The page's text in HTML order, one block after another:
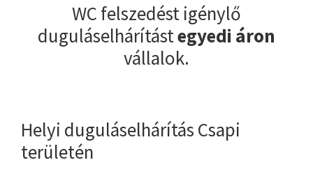
WC felszedést igénylő
duguláselhárítástegyedi áron
vállalok.
Helyi duguláselhárítás Csapi
területén